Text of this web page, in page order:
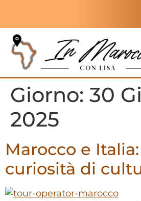
Giorno: 30
2025
Marocco e
curiosità di